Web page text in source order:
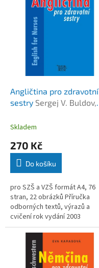
Angličtina pro zdravotní
sestry Sergej V. Buldov,
Skladem
270 Kč
Do košíku
pro SZŠ a VZŠ formát A4, 76
stran, 22 obrázků Příručka
odborných textů, výrazů a
cvičení rok vydání 2003